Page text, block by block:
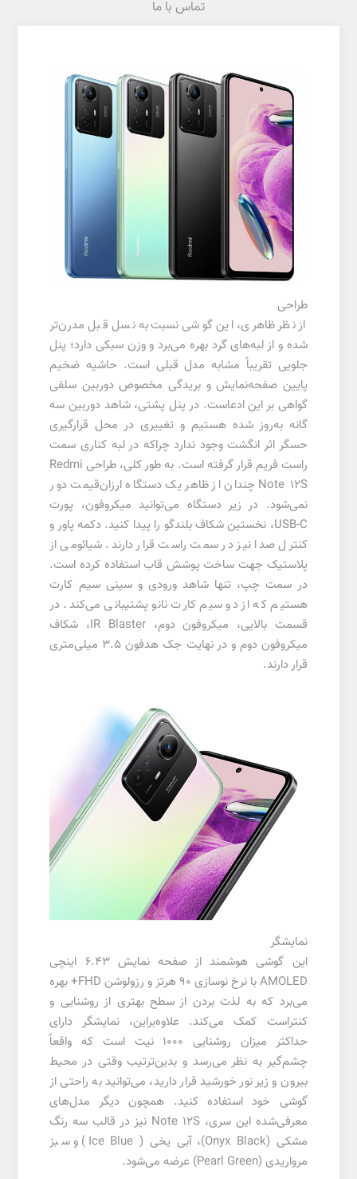
تماس با ما
طراحی
از نظر ظاهری، این گوشی نسبت‌به نسل قبل مدرن‌تر
شده و از لبه‌های گرد بهره می‌برد و وزن سبکی دارد؛ پنل
جلویی تقریباً مشابه مدل قبلی است. حاشیه ضخیم
پایین صفحه‌نمایش و بریدگی مخصوص دوربین سلفی
گواهی بر این ادعاست. در پنل پشتی، شاهد دوربین سه
گانه به‌روز شده هستیم و تغییری در محل قرارگیری
حسگر اثر انگشت وجود ندارد چراکه در لبه کناری سمت
راست فریم قرار گرفته است. به طور کلی، طراحی Redmi
Note 12S چندان از ظاهر یک دستگاه ارزان‌قیمت دور
نمی‌شود. در زیر دستگاه می‌توانید میکروفون، پورت
USB-C، نخستین شکاف بلندگو را پیدا کنید. دکمه پاور و
کنترل صدا نیز در سمت راست قرار دارند. شیائومی از
پلاستیک جهت ساخت پوشش قاب استفاده کرده است.
در سمت چپ، تنها شاهد ورودی و سینی سیم کارت
هستیم که از دو سیم کارت نانو پشتیبانی می‌کند. در
قسمت بالایی، میکروفون دوم، IR Blaster، شکاف
میکروفون دوم و در نهایت جک هدفون 3.5 میلی‌متری
قرار دارند.
نمایشگر
این گوشی هوشمند از صفحه نمایش 6.43 اینچی
AMOLED با نرخ نوسازی 90 هرتز و رزولوشن FHD+ بهره
می‌برد که به لذت بردن از سطح بهتری از روشنایی و
کنتراست کمک می‌کند. علاوه‌براین، نمایشگر دارای
حداکثر میزان روشنایی 1000 نیت است که واقعاً
چشم‌گیر به نظر می‌رسد و بدین‌ترتیب وقتی در محیط
بیرون و زیر نور خورشید قرار دارید، می‌توانید به راحتی از
گوشی خود استفاده کنید. همچون دیگر مدل‌های
معرفی‌شده این سری، Note 12S نیز در قالب سه رنگ
مشکی (Onyx Black)، آبی یخی ( Ice Blue) و سبز
مرواریدی (Pearl Green) عرضه می‌شود.